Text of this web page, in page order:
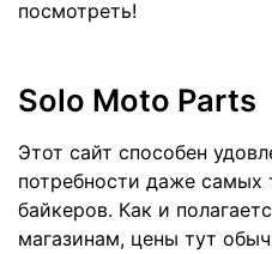
посмотреть!
Solo Moto Parts
Этот сайт способен
потребности даже самых
байкеров. Как и
магазинам, цены тут